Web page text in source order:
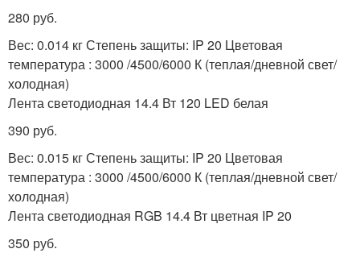
280 руб.
Вес: 0.014 кг Степень защиты: IP 20 Цветовая
температура : 3000 /4500/6000 К (теплая/дневной свет/
холодная)
Лента светодиодная 14.4 Вт 120 LED белая
390 руб.
Вес: 0.015 кг Степень защиты: IP 20 Цветовая
температура : 3000 /4500/6000 К (теплая/дневной свет/
холодная)
Лента светодиодная RGB 14.4 Вт цветная IP 20
350 руб.